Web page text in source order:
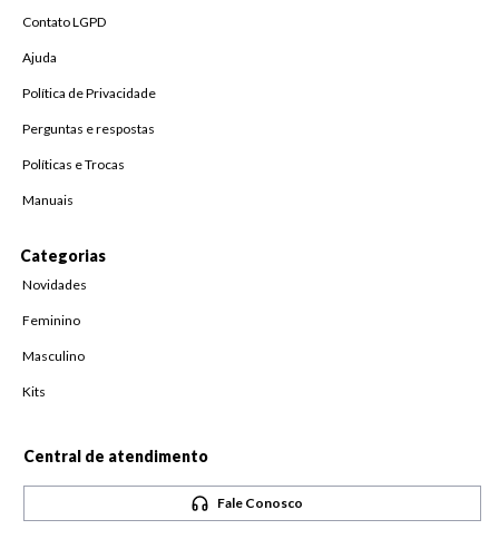
Contato LGPD
Ajuda
Política de Privacidade
Perguntas e respostas
Políticas e Trocas
Manuais
Categorias
Novidades
Feminino
Masculino
Kits
Central de atendimento
Fale Conosco